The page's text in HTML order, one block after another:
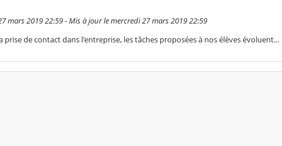
mars 2019 22:59 - Mis à jour le mercredi 27 mars 2019 22:59
prise de contact dans l'entreprise, les tâches proposées à nos élèves évoluent...